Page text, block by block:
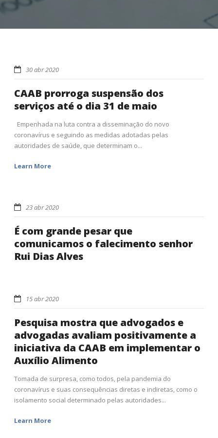
30 abr 2020
CAAB prorroga suspensão dos
serviços até o dia 31 de maio
Empenhada na luta contra a disseminação do novo
coronavírus e seguindo as medidas adotadas pelas
autoridades de saúde, que determinam o...
Learn More
23 abr 2020
É com grande pesar que
comunicamos o falecimento senhor
Rui Dias Alves
15 abr 2020
Pesquisa mostra que advogados e
advogadas avaliam positivamente a
iniciativa da CAAB em implementar o
Auxílio Alimento
Tomada de surpresa, como todos, pela pandemia do
coronavírus e suas consequências diretas e indiretas, como o
isolamento social determinado pelas autoridades...
Learn More